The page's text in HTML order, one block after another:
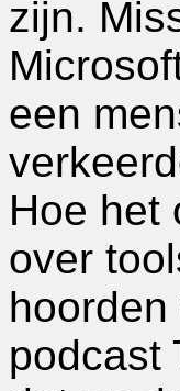
zijn.
een
Hoe het
over
podcast